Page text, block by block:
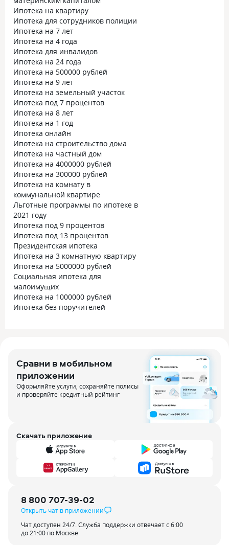
Ипотека на квартиру
Ипотека для сотрудников полиции
Ипотека на 7 лет
Ипотека на 4 года
Ипотека для инвалидов
Ипотека на 24 года
Ипотека на 500000 рублей
Ипотека на 9 лет
Ипотека на земельный участок
Ипотека под 7 процентов
Ипотека на 8 лет
Ипотека на 1 год
Ипотека онлайн
Ипотека на строительство дома
Ипотека на частный дом
Ипотека на 4000000 рублей
Ипотека на 300000 рублей
Ипотека на комнату в
коммунальной квартире
Льготные программы по ипотеке в
2021 году
Ипотека под 9 процентов
Ипотека под 13 процентов
Президентская ипотека
Ипотека на 3 комнатную квартиру
Ипотека на 5000000 рублей
Социальная ипотека для
малоимущих
Ипотека на 1000000 рублей
Ипотека без поручителей
Сравни в мобильном
приложении
Оформляйте услуги, сохраняйте полисы
и проверяйте кредитный рейтинг
Скачать приложение
8 800 707-39-02
Открыть чат в приложении
Чат доступен 24/7. Служба поддержки отвечает с 6:00
до 21:00 по Москве